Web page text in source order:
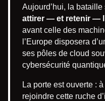
Aujourd’hui, la bataille
attirer — et retenir —
avant celle des
l’Europe disposera
ses pôles de cloud
cybersécurité
La porte est ouverte :
rejoindre cette ruche